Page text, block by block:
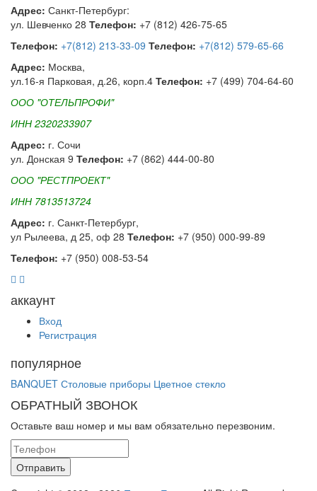
Адрес: Санкт-Петербург:
ул. Шевченко 28 Телефон: +7 (812) 426-75-65
Телефон: +7(812) 213-33-09 Телефон: +7(812) 579-65-66
Адрес: Москва,
ул.16-я Парковая, д.26, корп.4 Телефон: +7 (499) 704-64-60
ООО "ОТЕЛЬПРОФИ"
ИНН 2320233907
Адрес: г. Сочи
ул. Донская 9 Телефон: +7 (862) 444-00-80
ООО "РЕСТПРОЕКТ"
ИНН 7813513724
Адрес: г. Санкт-Петербург,
ул Рылеева, д 25, оф 28 Телефон: +7 (950) 000-99-89
Телефон: +7 (950) 008-53-54
аккаунт
Вход
Регистрация
популярное
BANQUET Столовые приборы Цветное стекло
ОБРАТНЫЙ ЗВОНОК
Оставьте ваш номер и мы вам обязательно перезвоним.